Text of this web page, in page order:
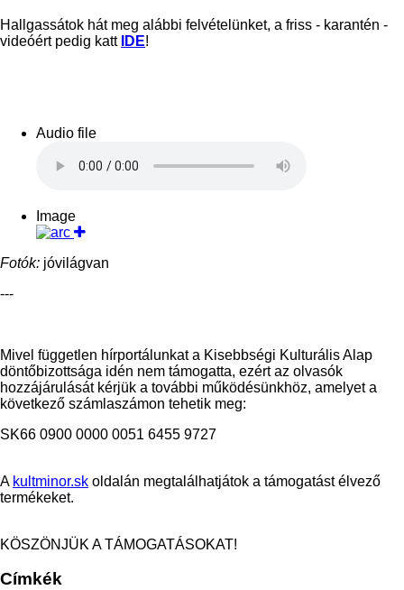
Hallgassátok hát meg alábbi felvételünket, a friss - karantén -
videóért pedig katt IDE!
Audio file
Image
Fotók: jóvilágvan
---
Mivel független hírportálunkat a Kisebbségi Kulturális Alap
döntőbizottsága idén nem támogatta, ezért az olvasók
hozzájárulását kérjük a további működésünkhöz, amelyet a
következő számlaszámon tehetik meg:
SK66 0900 0000 0051 6455 9727
A kultminor.sk oldalán megtalálhatjátok a támogatást élvező
termékeket.
KÖSZÖNJÜK A TÁMOGATÁSOKAT!
Címkék